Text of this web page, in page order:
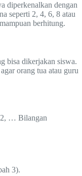
diperkenalkan dengan
seperti 2, 4, 6, 8 atau
berhitung.
bisa dikerjakan siswa.
orang tua atau guru
… Bilangan
3).